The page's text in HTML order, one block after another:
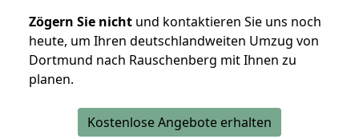
Zögern Sie nicht und kontaktieren Sie uns noch
heute, um Ihren deutschlandweiten Umzug von
Dortmund nach Rauschenberg mit Ihnen zu
planen.
Kostenlose Angebote erhalten